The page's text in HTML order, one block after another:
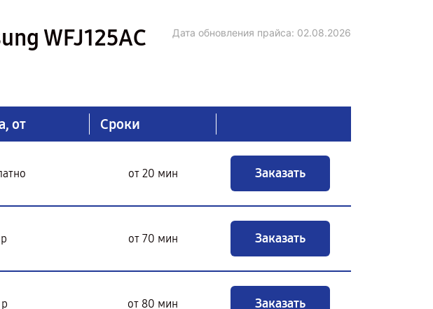
WFJ125AC
Дата обновления прайса: 02.08.2026
от Сроки
от 20 мин Заказать
от 70 мин Заказать
от 80 мин Заказать